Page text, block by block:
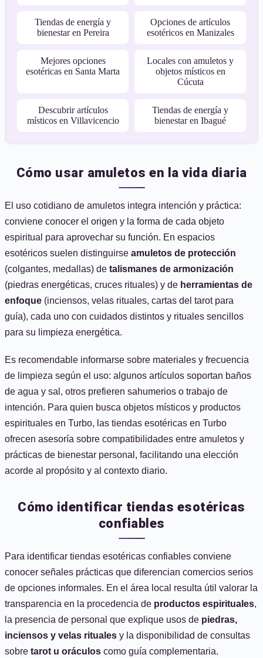
Tiendas de energía y
bienestar en Pereira
Opciones de artículos
esotéricos en Manizales
Mejores opciones
esotéricas en Santa Marta
Locales con amuletos y
objetos místicos en
Cúcuta
Descubrir artículos
místicos en Villavicencio
Tiendas de energía y
bienestar en Ibagué
Cómo usar amuletos en la vida diaria
El uso cotidiano de amuletos integra intención y práctica:
conviene conocer el origen y la forma de cada objeto
espiritual para aprovechar su función. En espacios
esotéricos suelen distinguirse amuletos de protección
(colgantes, medallas) de talismanes de armonización
(piedras energéticas, cruces rituales) y de herramientas de
enfoque (inciensos, velas rituales, cartas del tarot para
guía), cada uno con cuidados distintos y rituales sencillos
para su limpieza energética.
Es recomendable informarse sobre materiales y frecuencia
de limpieza según el uso: algunos artículos soportan baños
de agua y sal, otros prefieren sahumerios o trabajo de
intención. Para quien busca objetos místicos y productos
espirituales en Turbo, las tiendas esotéricas en Turbo
ofrecen asesoría sobre compatibilidades entre amuletos y
prácticas de bienestar personal, facilitando una elección
acorde al propósito y al contexto diario.
Cómo identificar tiendas esotéricas
confiables
Para identificar tiendas esotéricas confiables conviene
conocer señales prácticas que diferencian comercios serios
de opciones informales. En el área local resulta útil valorar la
transparencia en la procedencia de productos espirituales,
la presencia de personal que explique usos de piedras,
inciensos y velas rituales y la disponibilidad de consultas
sobre tarot u oráculos como guía complementaria.